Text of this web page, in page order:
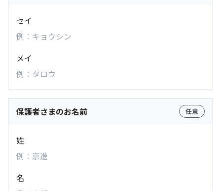
セイ
メイ
保護者さまのお名前 任意
姓
名